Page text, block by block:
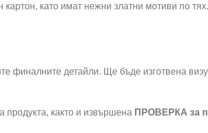
като имат нежни златни мотиви по
детайли. Ще бъде изготвена
продукта, както и извършена ПРОВЕРКА за